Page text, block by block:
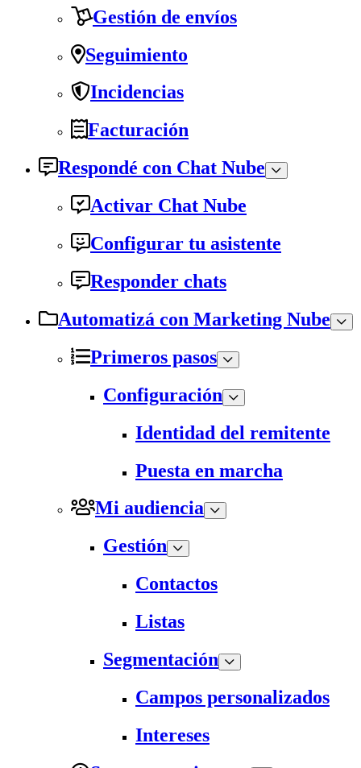
Gestión de envíos
Seguimiento
Incidencias
Facturación
Respondé con Chat Nube
Activar Chat Nube
Configurar tu asistente
Responder chats
Automatizá con Marketing Nube
Primeros pasos
Configuración
Identidad del remitente
Puesta en marcha
Mi audiencia
Gestión
Contactos
Listas
Segmentación
Campos personalizados
Intereses